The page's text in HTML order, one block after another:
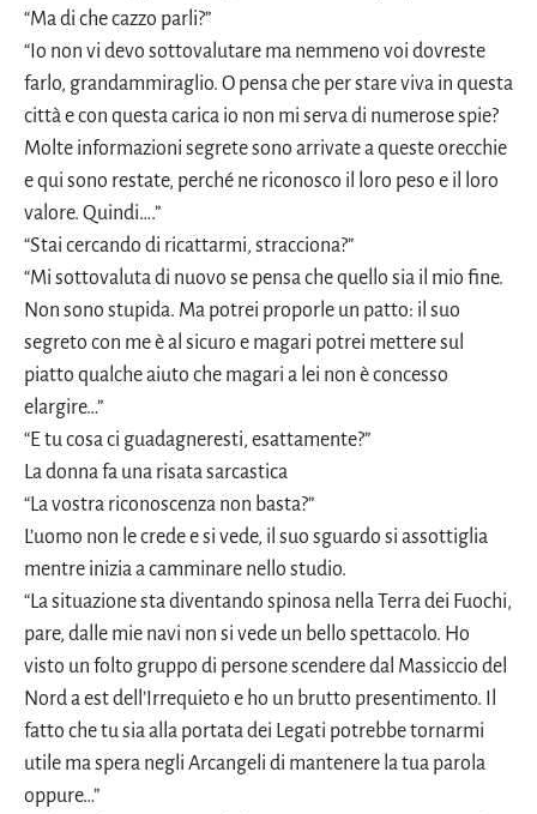
“Ma di che cazzo parli?”
“Io non vi devo sottovalutare ma nemmeno voi dovreste
farlo, grandammiraglio. O pensa che per stare viva in questa
città e con questa carica io non mi serva di numerose spie?
Molte informazioni segrete sono arrivate a queste orecchie
e qui sono restate, perché ne riconosco il loro peso e il loro
valore. Quindi….”
“Stai cercando di ricattarmi, stracciona?”
“Mi sottovaluta di nuovo se pensa che quello sia il mio fine.
Non sono stupida. Ma potrei proporle un patto: il suo
segreto con me è al sicuro e magari potrei mettere sul
piatto qualche aiuto che magari a lei non è concesso
elargire…”
“E tu cosa ci guadagneresti, esattamente?”
La donna fa una risata sarcastica
“La vostra riconoscenza non basta?”
L’uomo non le crede e si vede, il suo sguardo si assottiglia
mentre inizia a camminare nello studio.
“La situazione sta diventando spinosa nella Terra dei Fuochi,
pare, dalle mie navi non si vede un bello spettacolo. Ho
visto un folto gruppo di persone scendere dal Massiccio del
Nord a est dell’Irrequieto e ho un brutto presentimento. Il
fatto che tu sia alla portata dei Legati potrebbe tornarmi
utile ma spera negli Arcangeli di mantenere la tua parola
oppure…”